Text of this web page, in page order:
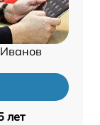
лет